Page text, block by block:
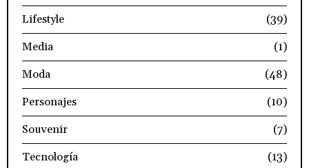
Lifestyle
(39)
Media
(1)
Moda
(48)
Personajes
(10)
Souvenir
(7)
Tecnología
(13)